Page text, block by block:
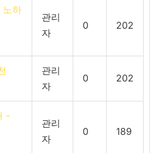
노하
관리
자
0 202
관리
자
0 202
-
관리
자
0 189